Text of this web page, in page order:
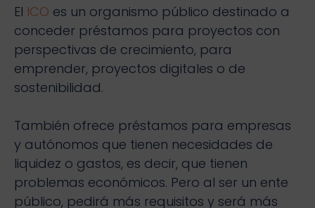
El ICO es un organismo público destinado a
conceder préstamos para proyectos con
perspectivas de crecimiento, para
emprender, proyectos digitales o de
sostenibilidad.
También ofrece préstamos para empresas
y autónomos que tienen necesidades de
liquidez o gastos, es decir, que tienen
problemas económicos. Pero al ser un ente
público, pedirá más requisitos y será más